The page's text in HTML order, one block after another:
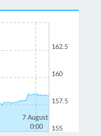
7 August
0:00
155
157.5
160
162.5